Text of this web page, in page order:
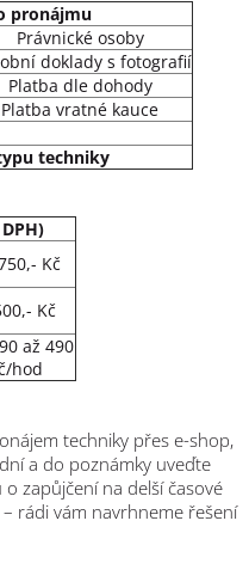
pronájmu
Právnické osoby
doklady s fotografií
Platba dle dohody
Platba vratné kauce
techniky
Kč
Kč
až 490
hod
techniky přes e-shop,
a do poznámky uveďte
zapůjčení na delší časové
rádi vám navrhneme řešení